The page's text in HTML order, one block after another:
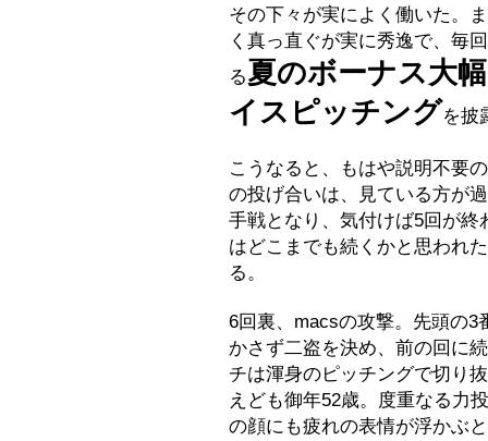
その下々が実によく働いた。
く真っ直ぐが実に秀逸で、毎
る夏のボーナス大
イスピッチングを披
こうなると、もはや説明不要の
の投げ合いは、見ている方が
手戦となり、気付けば5回が
はどこまでも続くかと思われ
る。
6回裏、macsの攻撃。先頭の
かさず二盗を決め、前の回に
チは渾身のピッチングで切り
えども御年52歳。度重なる力
の顔にも疲れの表情が浮かぶ